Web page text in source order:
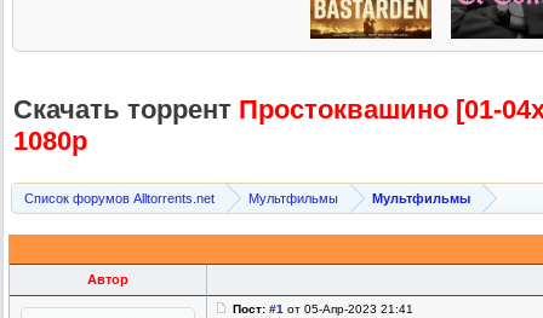
Скачать торрент Простоквашино [01-
1080p
Список форумов Alltorrents.net Мультфильмы Мультфильмы
Автор
Пост: #1 от 05-Апр-2023 21:41